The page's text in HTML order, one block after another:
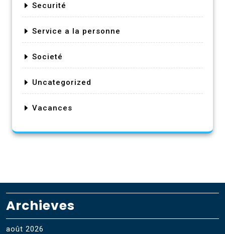
Securité
Service a la personne
Societé
Uncategorized
Vacances
Archieves
août 2026